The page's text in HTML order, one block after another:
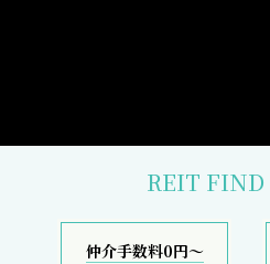
REIT FIND
仲介手数料0円～